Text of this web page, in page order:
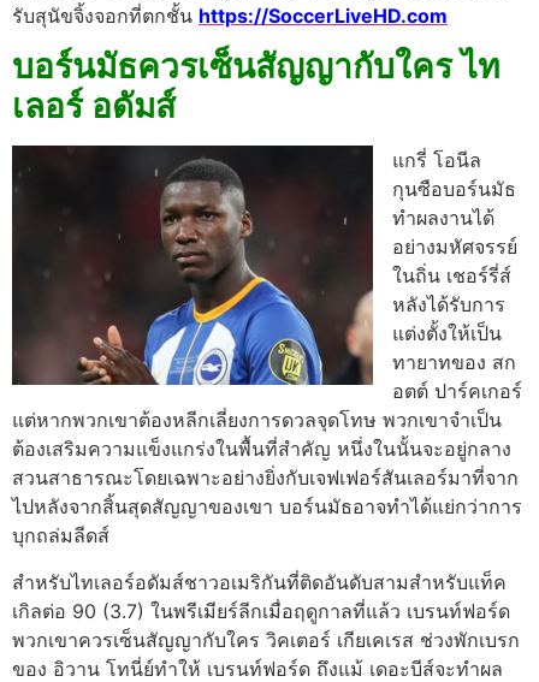
รับสุนัขจิ้งจอกที่ตกชั้น https://SoccerLiveHD.com
บอร์นมัธควรเซ็นสัญญากับใคร ไท
เลอร์ อดัมส์
แกรี่ โอนีล
กุนซือบอร์นมัธ
ทําผลงานได้
อย่างมหัศจรรย์
ในถิ่น เชอร์รี่ส์
หลังได้รับการ
แต่งตั้งให้เป็น
ทายาทของ สก
อตต์ ปาร์คเกอร์
แต่หากพวกเขาต้องหลีกเลี่ยงการดวลจุดโทษ พวกเขาจําเป็น
ต้องเสริมความแข็งแกร่งในพื้นที่สําคัญ หนึ่งในนั้นจะอยู่กลาง
สวนสาธารณะโดยเฉพาะอย่างยิ่งกับเจฟเฟอร์สันเลอร์มาที่จาก
ไปหลังจากสิ้นสุดสัญญาของเขา บอร์นมัธอาจทําได้แย่กว่าการ
บุกถล่มลีดส์
สําหรับไทเลอร์อดัมส์ชาวอเมริกันที่ติดอันดับสามสําหรับแท็ค
เกิลต่อ 90 (3.7) ในพรีเมียร์ลีกเมื่อฤดูกาลที่แล้ว เบรนท์ฟอร์ด
พวกเขาควรเซ็นสัญญากับใคร วิคเตอร์ เกียเคเรส ช่วงพักเบรก
ของ อิวาน โทนี่ย์ทําให้ เบรนท์ฟอร์ด ถึงแม้ เดอะบีส์จะทําผล